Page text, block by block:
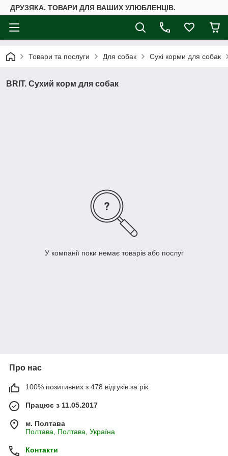
ДРУЗЯКА. ТОВАРИ ДЛЯ ВАШИХ УЛЮБЛЕНЦІВ.
Товари та послуги Для собак Сухі корми для собак
BRIT. Сухий корм для собак
У компанії поки немає товарів або послуг
Про нас
100% позитивних з 478 відгуків за рік
Працює з 11.05.2017
м. Полтава
Полтава, Полтава, Україна
Контакти